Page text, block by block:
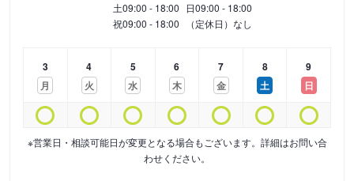
土09:00 - 18:00 日09:00 - 18:00
祝09:00 - 18:00 （定休日）なし
3
月
4
火
5
水
6
木
7
金
8
土
9
日
※営業日・相談可能日が変更となる場合もございます。詳細はお問い合
わせください。